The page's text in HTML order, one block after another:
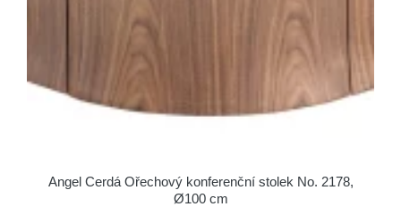
Angel Cerdá Ořechový konferenční stolek No. 2178,
Ø100 cm